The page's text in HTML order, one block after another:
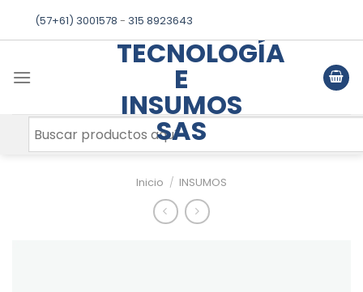
(57+61) 3001578 - 315 8923643
TECNOLOGÍA
E
INSUMOS
SAS
Inicio / INSUMOS